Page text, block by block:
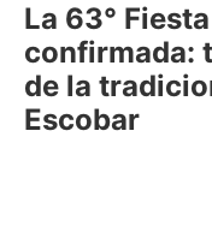
La 63°
confirmada:
de la
Escobar